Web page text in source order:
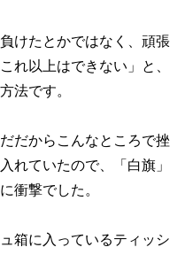
けたとかではなく、頑張
れ以上はできない」と、
法です。
だからこんなところで挫
れていたので、「白旗」
衝撃でした。
箱に入っているティッシ